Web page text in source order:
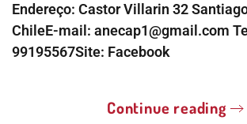
Endereço: Castor Villarin 32
ChileE-mail: anecap1@gmail.com
99195567Site: Facebook
Continue reading